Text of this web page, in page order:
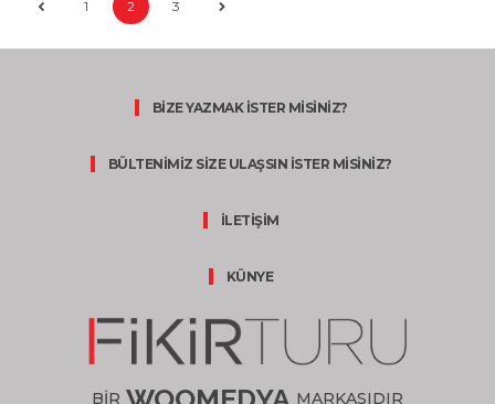
1 2 3
BİZE YAZMAK İSTER MİSİNİZ?
BÜLTENİMİZ SİZE ULAŞSIN İSTER MİSİNİZ?
İLETİŞİM
KÜNYE
BİR MARKASIDIR